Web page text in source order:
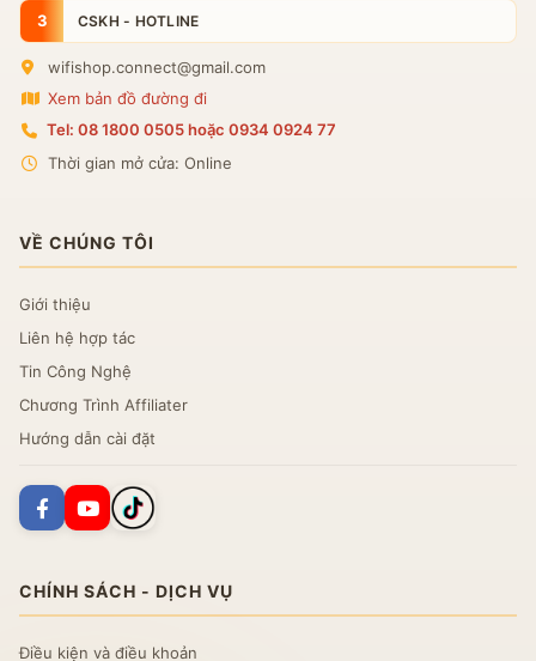
3 CSKH - HOTLINE
wifishop.connect@gmail.com
Xem bản đồ đường đi
Tel: 08 1800 0505 hoặc 0934 0924 77
Thời gian mở cửa: Online
VỀ CHÚNG TÔI
Giới thiệu
Liên hệ hợp tác
Tin Công Nghệ
Chương Trình Affiliater
Hướng dẫn cài đặt
CHÍNH SÁCH - DỊCH VỤ
Điều kiện và điều khoản